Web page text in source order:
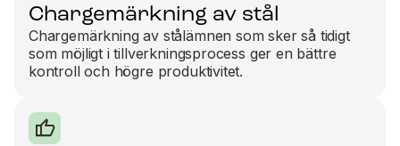
Chargemärkning av stål
Chargemärkning av stålämnen som sker så tidigt
som möjligt i tillverkningsprocess ger en bättre
kontroll och högre produktivitet.